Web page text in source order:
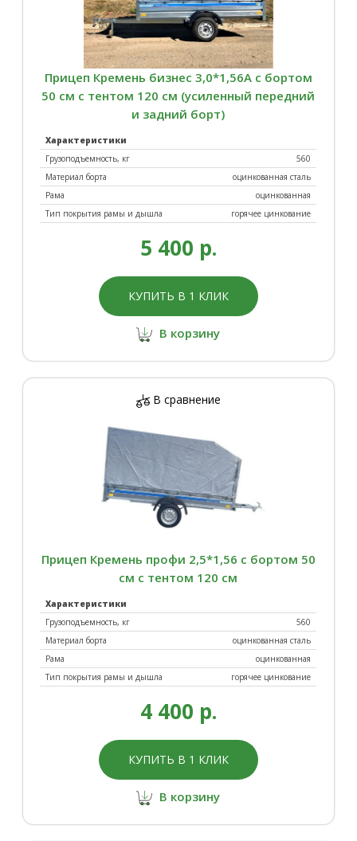
Прицеп Кремень бизнес 3,0*1,56А с бортом
50 см с тентом 120 см (усиленный передний
и задний борт)
Характеристики
Грузоподъемность, кг
560
Материал борта
оцинкованная сталь
Рама
оцинкованная
Тип покрытия рамы и дышла
горячее цинкование
5 400 р.
КУПИТЬ В 1 КЛИК
В корзину
В сравнение
Прицеп Кремень профи 2,5*1,56 с бортом 50
см с тентом 120 см
Характеристики
Грузоподъемность, кг
560
Материал борта
оцинкованная сталь
Рама
оцинкованная
Тип покрытия рамы и дышла
горячее цинкование
4 400 р.
КУПИТЬ В 1 КЛИК
В корзину